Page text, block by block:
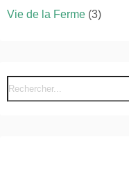
Vie de la Ferme (3)
R
e